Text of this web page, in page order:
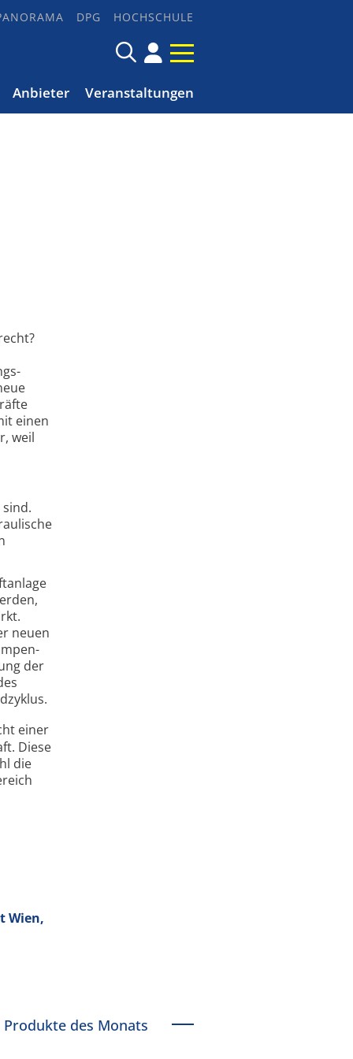
DPG HOCHSCHULE
Anbieter Veranstaltungen
einen
weil
neuen
der
einer
Diese
die
Wien,
Produkte des Monats